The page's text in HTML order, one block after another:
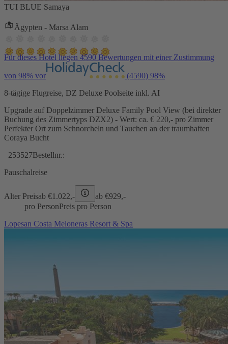
TUI BLUE Samaya
Ägypten - Marsa Alam
Für dieses Hotel liegen 4590 Bewertungen mit einer Zustimmung
von 98% vor (4590) 98%
8-tägige Flugreise, DZ Deluxe Poolseite inkl. AI
Upgrade auf Doppelzimmer Deluxe Family Pool View (bei direkter
Buchung des Zimmertyps DZX2) - Wert: ca. € 220,- pro Zimmer
Perfekter Ort zum Schnorcheln und Tauchen an der traumhaften
Coraya Bucht
253527Bestellnr.:
Pauschalreise
Alter Preisab €1.022,- ab €929,-
pro PersonPreis pro Person
Lopesan Costa Meloneras Resort & Spa